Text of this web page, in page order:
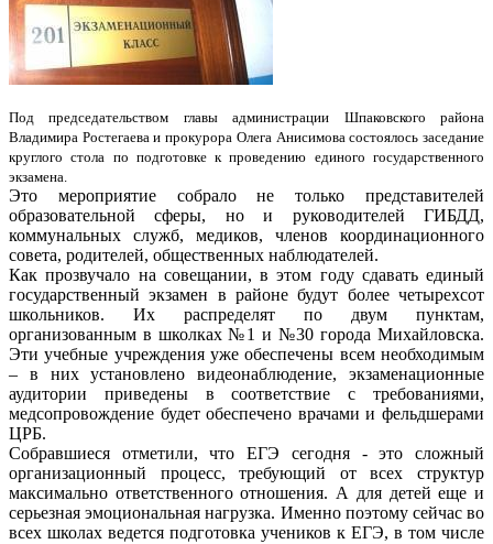
Под председательством главы администрации Шпаковского района
Владимира Ростегаева и прокурора Олега Анисимова состоялось заседание
круглого стола по подготовке к проведению единого государственного
экзамена.
Это мероприятие собрало не только представителей
образовательной сферы, но и руководителей ГИБДД,
коммунальных служб, медиков, членов координационного
совета, родителей, общественных наблюдателей.
Как прозвучало на совещании, в этом году сдавать единый
государственный экзамен в районе будут более четырехсот
школьников. Их распределят по двум пунктам,
организованным в школках №1 и №30 города Михайловска.
Эти учебные учреждения уже обеспечены всем необходимым
– в них установлено видеонаблюдение, экзаменационные
аудитории приведены в соответствие с требованиями,
медсопровождение будет обеспечено врачами и фельдшерами
ЦРБ.
Собравшиеся отметили, что ЕГЭ сегодня - это сложный
организационный процесс, требующий от всех структур
максимально ответственного отношения. А для детей еще и
серьезная эмоциональная нагрузка. Именно поэтому сейчас во
всех школах ведется подготовка учеников к ЕГЭ, в том числе